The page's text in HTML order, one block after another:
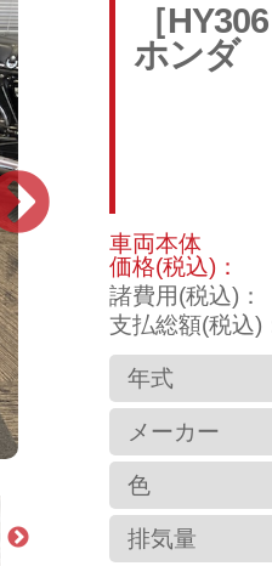
［HY306
ホンダ
車両本体
価格(税込)：
諸費用(税込)：
支払総額(税込)
年式
メーカー
色
排気量